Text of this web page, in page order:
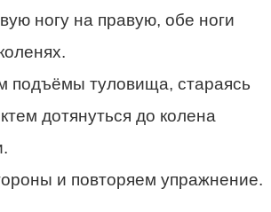
ногу на правую, обе ноги
подъёмы туловища, стараясь
дотянуться до колена
и повторяем упражнение.